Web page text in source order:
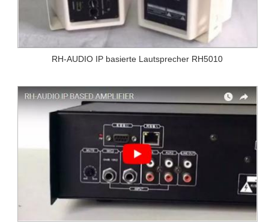
RH-AUDIO IP basierte Lautsprecher RH5010